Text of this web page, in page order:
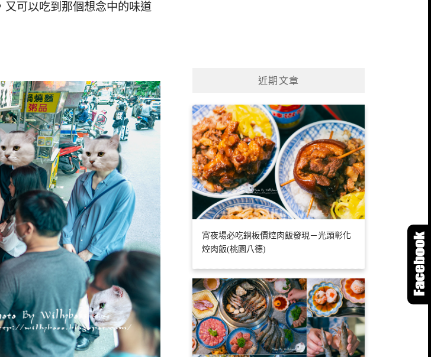
可以吃到那個想念中的味道
近期文章
宵夜場必吃銅板價焢肉飯發現－光頭彰化
焢肉飯(桃園八德)